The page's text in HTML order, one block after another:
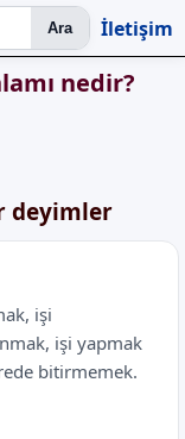
Ara İletişim
nedir?
deyimler
işi
işi yapmak
bitirmemek.